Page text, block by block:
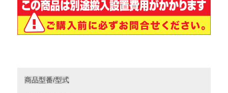
商品型番/型式